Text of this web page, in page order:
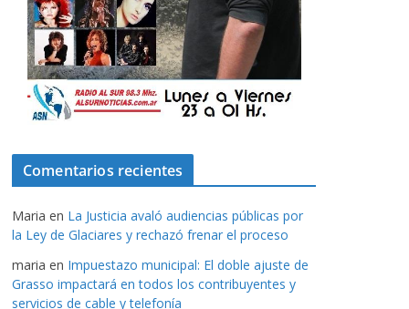
Comentarios recientes
Maria en La Justicia avaló audiencias públicas por
la Ley de Glaciares y rechazó frenar el proceso
maria en Impuestazo municipal: El doble ajuste de
Grasso impactará en todos los contribuyentes y
servicios de cable y telefonía